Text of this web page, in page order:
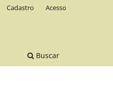
Buscar
Cadastro Acesso